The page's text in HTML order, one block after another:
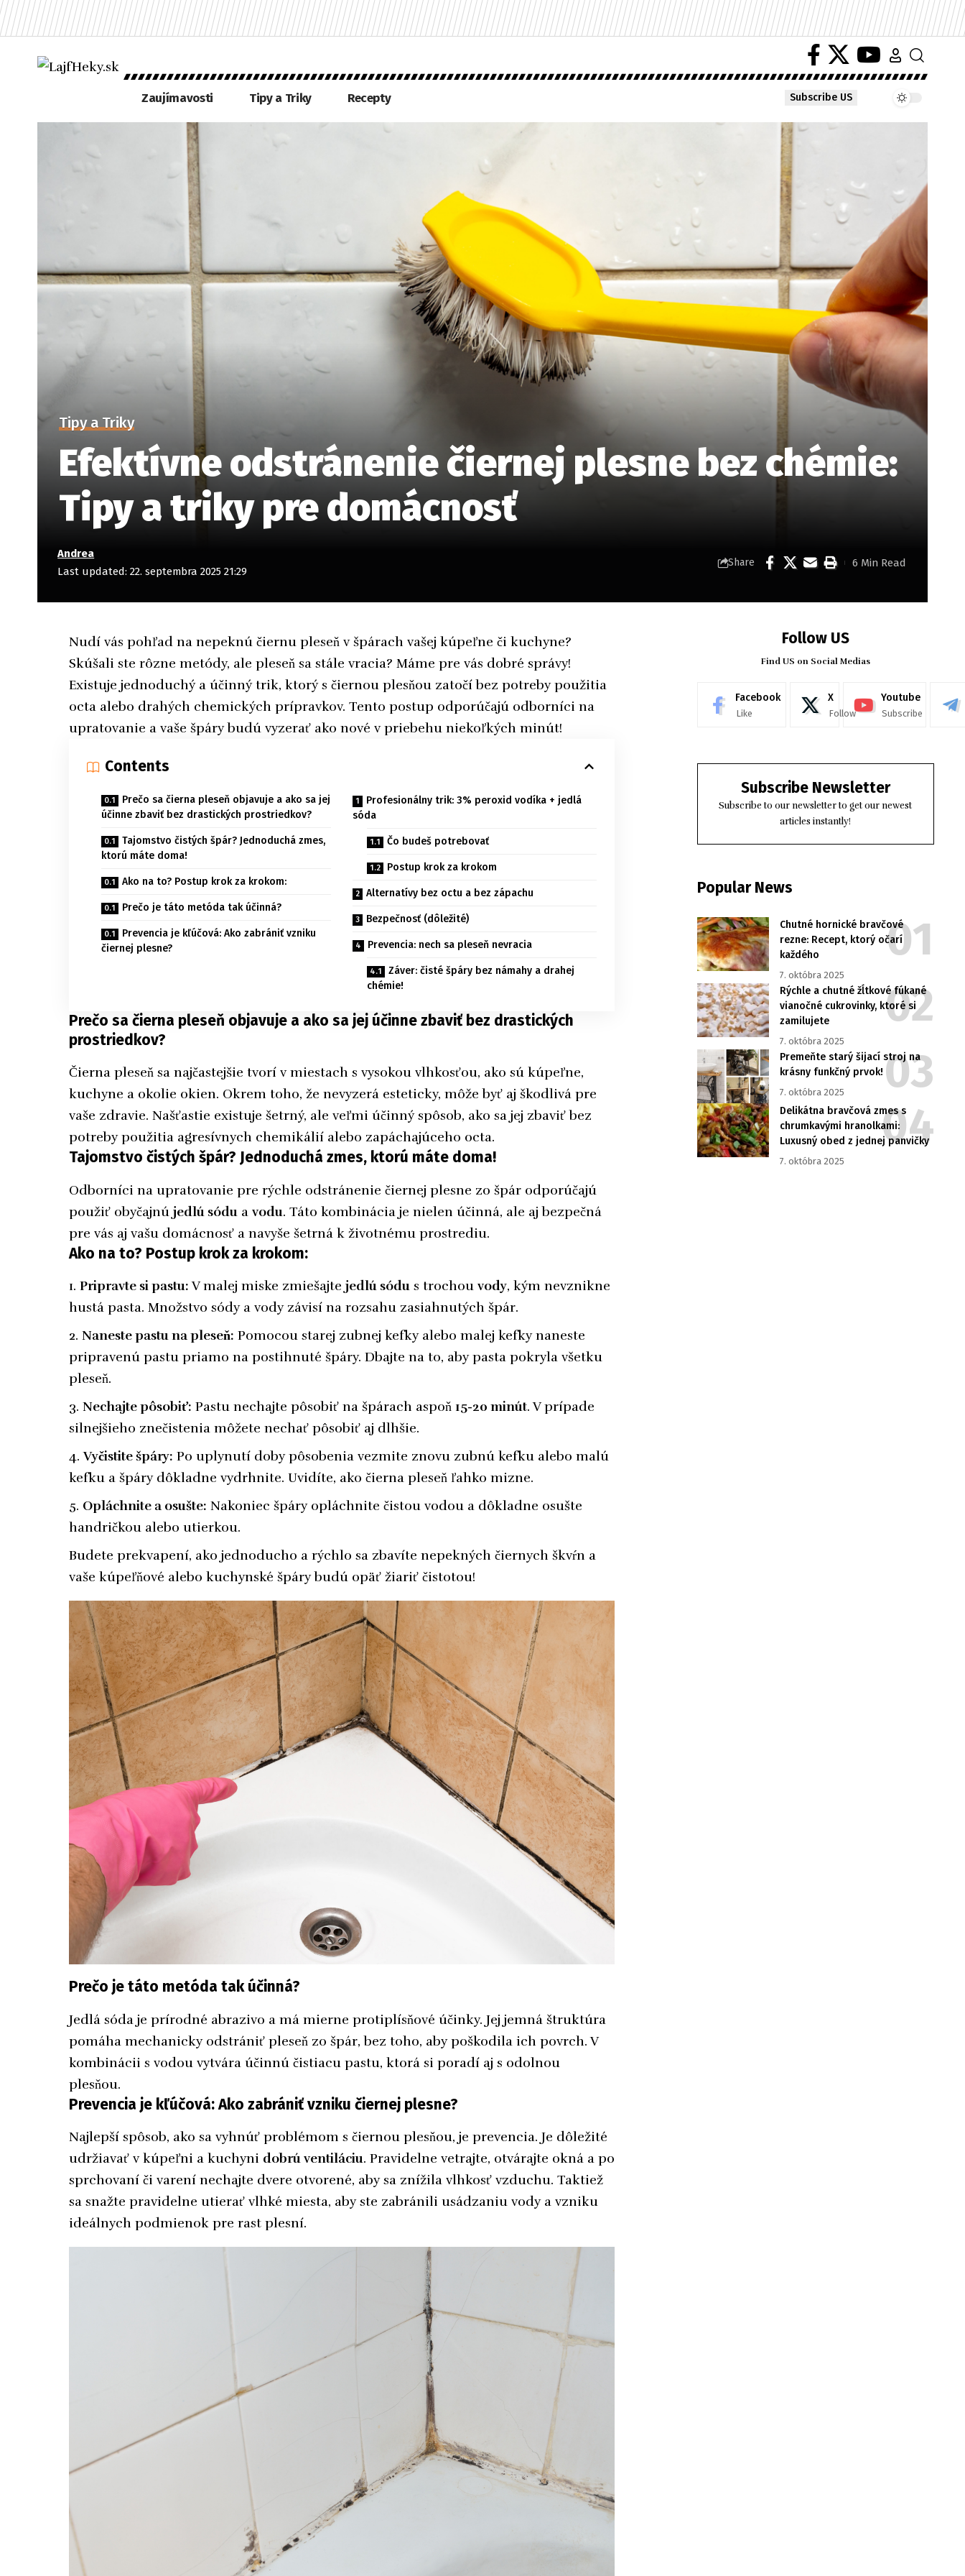
Zaujímavosti Tipy a Triky Recepty Subscribe US
Tipy a Triky
Efektívne odstránenie čiernej plesne bez chémie:
Tipy a triky pre domácnosť
Last updated: 22. septembra 2025 21:29
Andrea
Share 6 Min Read
Nudí vás pohľad na nepeknú čiernu pleseň v špárach vašej kúpeľne či kuchyne?
Skúšali ste rôzne metódy, ale pleseň sa stále vracia? Máme pre vás dobré správy!
Existuje jednoduchý a účinný trik, ktorý s čiernou plesňou zatočí bez potreby použitia
octa alebo drahých chemických prípravkov. Tento postup odporúčajú odborníci na
upratovanie a vaše špáry budú vyzerať ako nové v priebehu niekoľkých minút!
Contents
Prečo sa čierna pleseň objavuje a ako sa jej
účinne zbaviť bez drastických prostriedkov?
Tajomstvo čistých špár? Jednoduchá zmes,
ktorú máte doma!
Ako na to? Postup krok za krokom:
Prečo je táto metóda tak účinná?
Prevencia je kľúčová: Ako zabrániť vzniku
čiernej plesne?
Profesionálny trik: 3% peroxid vodíka + jedlá
sóda
Čo budeš potrebovať
Postup krok za krokom
Alternatívy bez octu a bez zápachu
Bezpečnosť (dôležité)
Prevencia: nech sa pleseň nevracia
Záver: čisté špáry bez námahy a drahej
chémie!
Prečo sa čierna pleseň objavuje a ako sa jej účinne zbaviť bez drastických
prostriedkov?
Čierna pleseň sa najčastejšie tvorí v miestach s vysokou vlhkosťou, ako sú kúpeľne,
kuchyne a okolie okien. Okrem toho, že nevyzerá esteticky, môže byť aj škodlivá pre
vaše zdravie. Našťastie existuje šetrný, ale veľmi účinný spôsob, ako sa jej zbaviť bez
potreby použitia agresívnych chemikálií alebo zapáchajúceho octa.
Tajomstvo čistých špár? Jednoduchá zmes, ktorú máte doma!
Odborníci na upratovanie pre rýchle odstránenie čiernej plesne zo špár odporúčajú
použiť obyčajnújedlú sódu avodu. Táto kombinácia je nielen účinná, ale aj bezpečná
pre vás aj vašu domácnosť a navyše šetrná k životnému prostrediu.
Ako na to? Postup krok za krokom:
Pripravte si pastu:V malej miske zmiešajtejedlú sódu s trochouvody, kým nevznikne
hustá pasta. Množstvo sódy a vody závisí na rozsahu zasiahnutých špár.
Naneste pastu na pleseň: Pomocou starej zubnej kefky alebo malej kefky naneste
pripravenú pastu priamo na postihnuté špáry. Dbajte na to, aby pasta pokryla všetku
pleseň.
Nechajte pôsobiť: Pastu nechajte pôsobiť na špárach aspoň15-20 minút. V prípade
silnejšieho znečistenia môžete nechať pôsobiť aj dlhšie.
Vyčistite špáry: Po uplynutí doby pôsobenia vezmite znovu zubnú kefku alebo malú
kefku a špáry dôkladne vydrhnite. Uvidíte, ako čierna pleseň ľahko mizne.
Opláchnite a osušte: Nakoniec špáry opláchnite čistou vodou a dôkladne osušte
handričkou alebo utierkou.
Budete prekvapení, ako jednoducho a rýchlo sa zbavíte nepekných čiernych škvŕn a
vaše kúpeľňové alebo kuchynské špáry budú opäť žiariť čistotou!
Prečo je táto metóda tak účinná?
Jedlá sóda je prírodné abrazivo a má mierne protiplísňové účinky. Jej jemná štruktúra
pomáha mechanicky odstrániť pleseň zo špár, bez toho, aby poškodila ich povrch. V
kombinácii s vodou vytvára účinnú čistiacu pastu, ktorá si poradí aj s odolnou
plesňou.
Prevencia je kľúčová: Ako zabrániť vzniku čiernej plesne?
Najlepší spôsob, ako sa vyhnúť problémom s čiernou plesňou, je prevencia. Je dôležité
udržiavať v kúpeľni a kuchyni dobrú ventiláciu. Pravidelne vetrajte, otvárajte okná a po
sprchovaní či varení nechajte dvere otvorené, aby sa znížila vlhkosť vzduchu. Taktiež
sa snažte pravidelne utierať vlhké miesta, aby ste zabránili usádzaniu vody a vzniku
ideálnych podmienok pre rast plesní.
Follow US
Find US on Social Medias
Facebook
Like
X
Follow
Youtube
Subscribe
Subscribe Newsletter
Subscribe to our newsletter to get our newest
articles instantly!
Popular News
Chutné hornické bravčové
rezne: Recept, ktorý očarí
každého
7. októbra 2025
Rýchle a chutné žĺtkové fúkané
vianočné cukrovinky, ktoré si
zamilujete
7. októbra 2025
Premeňte starý šijací stroj na
krásny funkčný prvok!
7. októbra 2025
Delikátna bravčová zmes s
chrumkavými hranolkami:
Luxusný obed z jednej panvičky
7. októbra 2025